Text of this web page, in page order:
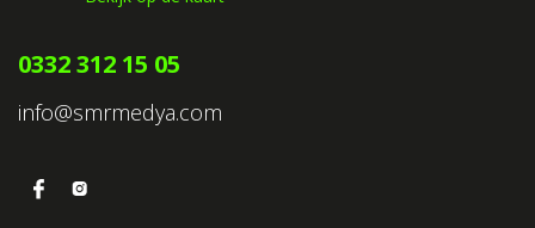
0332 312 15 05
info@smrmedya.com